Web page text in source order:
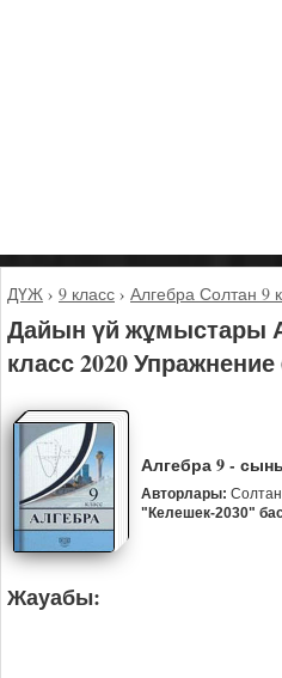
ДҮЖ › 9 класс › Алгебра Солтан 9
Дайын үй жұмыстары
класс 2020 Упражнение
Алгебра 9 -
Авторлары:
"Келешек-2030"
Жауабы: